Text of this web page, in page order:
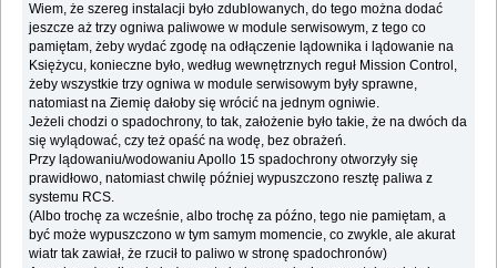
Wiem, że szereg instalacji było zdublowanych, do tego można dodać
jeszcze aż trzy ogniwa paliwowe w module serwisowym, z tego co
pamiętam, żeby wydać zgodę na odłączenie lądownika i lądowanie na
Księżycu, konieczne było, według wewnętrznych reguł Mission Control,
żeby wszystkie trzy ogniwa w module serwisowym były sprawne,
natomiast na Ziemię dałoby się wrócić na jednym ogniwie.
Jeżeli chodzi o spadochrony, to tak, założenie było takie, że na dwóch da
się wylądować, czy też opaść na wodę, bez obrażeń.
Przy lądowaniu/wodowaniu Apollo 15 spadochrony otworzyły się
prawidłowo, natomiast chwilę później wypuszczono resztę paliwa z
systemu RCS.
(Albo trochę za wcześnie, albo trochę za późno, tego nie pamiętam, a
być może wypuszczono w tym samym momencie, co zwykle, ale akurat
wiatr tak zawiał, że rzucił to paliwo w stronę spadochronów)